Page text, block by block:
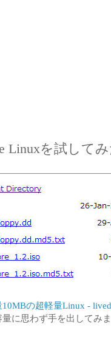
Linuxを試してみ
の超軽量Linux -
に思わず手を出してみ